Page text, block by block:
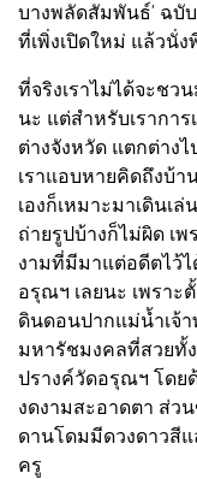
บางพลัดสัมพันธ์’ ฉบั
ที่เพิ่งเปิดใหม่ แล้วนั่
ที่จริงเราไม่ได้จะชว
นะ แต่สำหรับเรากา
ต่างจังหวัด แตกต่าง
เราแอบหายคิดถึงบ้
เองก็เหมาะมาเดินเ
ถ่ายรูปบ้างก็ไม่ผิด เ
งามที่มีมาแต่อดีตไว้
อรุณฯ เลยนะ เพราะ
ดินดอนปากแม่น้ำเจ้
มหารัชมงคลที่สวยทั้
ปรางค์วัดอรุณฯ โดย
งดงามสะอาดตา ส่ว
ดานโดมมีดวงดาวสี
ครู​